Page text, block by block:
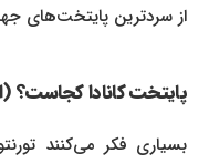
از سردترین پایتخت‌های
پایتخت کانادا کجاست؟
بسیاری فکر می‌کنند تورنتو